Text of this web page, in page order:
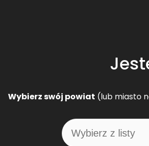
Wybierz swój powiat (lub miasto